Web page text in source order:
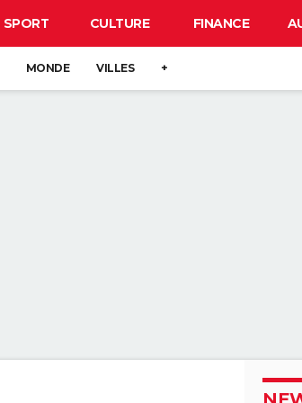
SPORT CULTURE FINANCE
MONDE VILLES +